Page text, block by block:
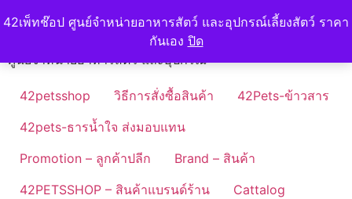
42เพ็ทช๊อป ศูนย์จำหน่ายอาหารสัตว์ และอุปกรณ์เลี้ยงสัตว์ ราคา
กันเอง ปิด
to42petshop
ศูนย์จำหน่ายอาหารสัตว์ และอุปกรณ์
42petsshop วิธีการสั่งซื้อสินค้า
42Pets-ข้าวสาร
42pets-ธารน้ำใจ ส่งมอบแทน
Promotion – ลูกค้าปลีก
Brand – สินค้า
42PETSSHOP – สินค้าแบรนด์ร้าน
Cattalog